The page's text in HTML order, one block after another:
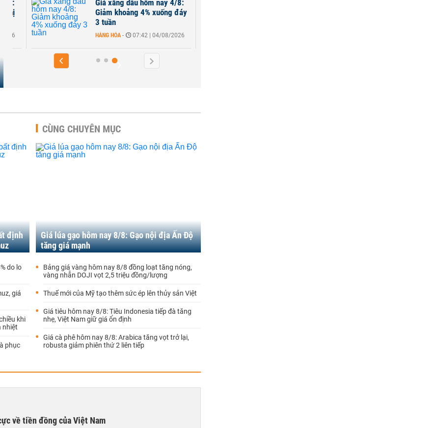
6/8:
thị
2026
Giá xăng dầu hôm nay 4/8:
Giảm khoảng 4% xuống đáy
3 tuần
HÀNG HÓA - 07:42 | 04/08/2026
định
do lo
giá
khi
nhiệt
phục
CÙNG CHUYÊN MỤC
Giá lúa gạo hôm nay 8/8: Gạo nội địa Ấn Độ
tăng giá mạnh
Bảng giá vàng hôm nay 8/8 đồng loạt tăng nóng,
vàng nhẫn DOJI vọt 2,5 triệu đồng/lượng
Thuế mới của Mỹ tạo thêm sức ép lên thủy sản Việt
Giá tiêu hôm nay 8/8: Tiêu Indonesia tiếp đà tăng
nhẹ, Việt Nam giữ giá ổn định
Giá cà phê hôm nay 8/8: Arabica tăng vọt trở lại,
robusta giảm phiên thứ 2 liên tiếp
về tiền đồng của Việt Nam